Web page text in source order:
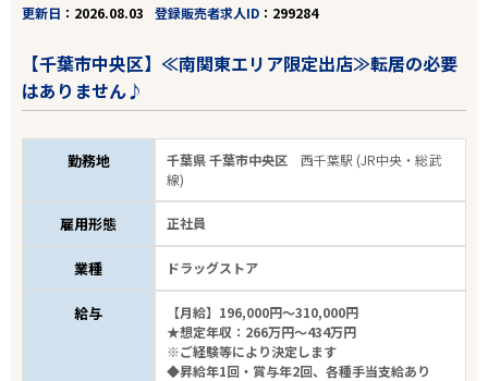
更新日
2026.08.03 登録販売者求人ID 299284
【千葉市中央区】≪南関東エリア限定出店≫転居の必要
はありません♪
勤務地 千葉県 千葉市中央区西千葉駅 (JR中央・総武
線)
雇用形態 正社員
業種 ドラッグストア
給与
【月給】196,000円～310,000円
★想定年収：266万円～434万円
※ご経験等により決定します
◆昇給年1回・賞与年2回、各種手当支給あり